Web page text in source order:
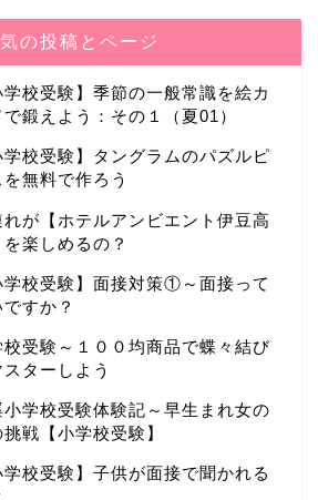
メの仙台うみの杜水族館へい
2020年1月9日
の投稿とページ
学校受験】季節の一般常識を絵カ
で鍛えよう：その１（夏01）
学校受験】タングラムのパズルピ
を無料で作ろう
れが【ホテルアンビエント伊豆高
を楽しめるの？
学校受験】面接対策①～面接って
すか？
校受験～１００均商品で蝶々結び
スターしよう
小学校受験体験記～早生まれ女の
戦【小学校受験】
学校受験】子供が面接で聞かれる